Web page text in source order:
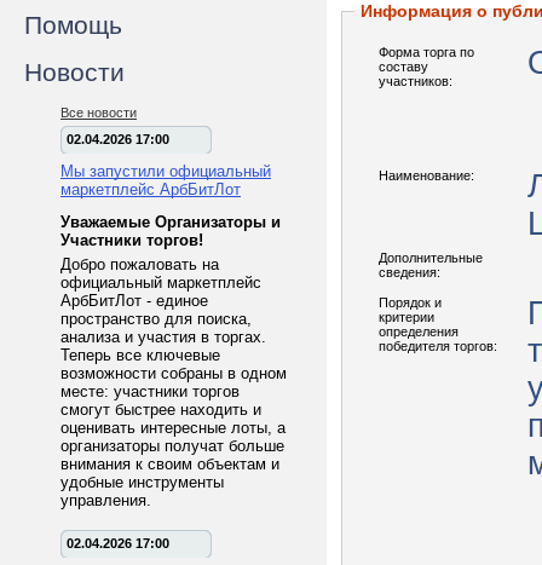
Помощь
Новости
Все новости
02.04.2026 17:00
Мы запустили официальный
маркетплейс АрбБитЛот
Уважаемые Организаторы и
Участники торгов!
Добро пожаловать на
официальный маркетплейс
АрбБитЛот - единое
пространство для поиска,
анализа и участия в торгах.
Теперь все ключевые
возможности собраны в одном
месте: участники торгов
смогут быстрее находить и
оценивать интересные лоты, а
организаторы получат больше
внимания к своим объектам и
удобные инструменты
управления.
02.04.2026 17:00
Информация о
Форма торга по
составу
участников:
Наименование:
Дополнительные
сведения:
Порядок и
критерии
определения
победителя торгов: